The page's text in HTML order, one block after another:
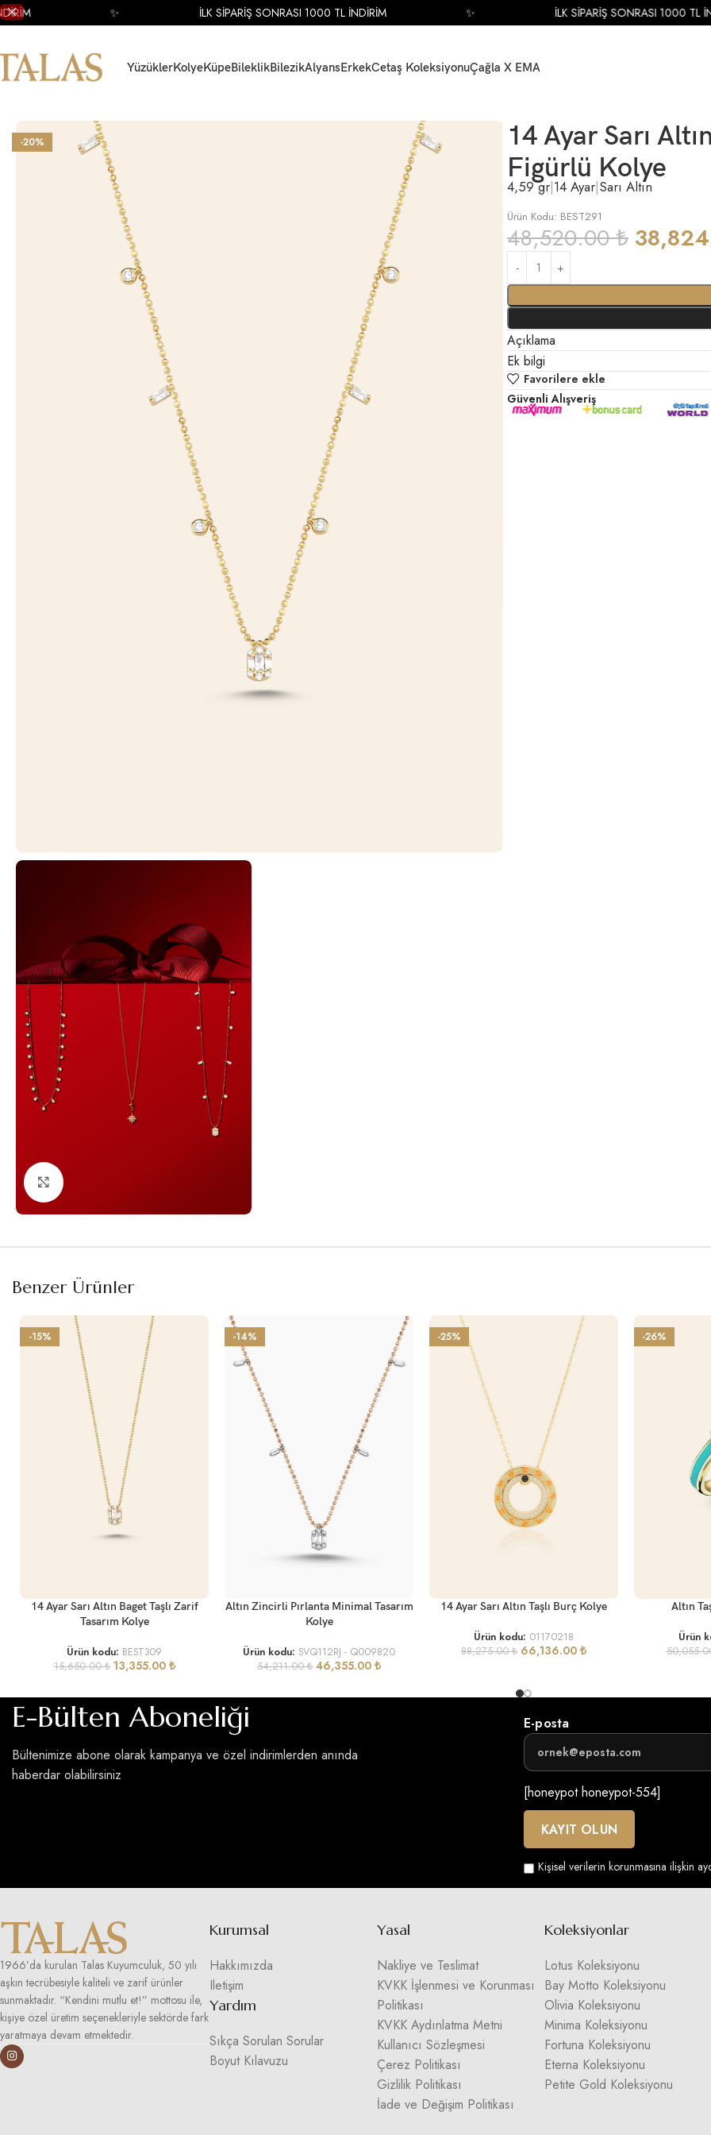
YüzüklerKolyeKüpeBileklikBilezikAlyansErkekCetaş KoleksiyonuÇağla X EMA
-20%
14 Ayar Sarı
Figürlü Kolye
4,59 gr|14 Ayar|Sarı Altın
Ürün Kodu: BEST291
48,520.00₺
Açıklama
Ek bilgi
Favorilere ekle
Güvenli Alışveriş
Benzer Ürünler
-15%
SEPETE EKLE
14 Ayar Sarı Altın Baget Taşlı Zarif
Tasarım Kolye
Ürün kodu: BEST309
15,650.00₺ 13,355.00 ₺
-14%
SEPETE EKLE
Altın Zincirli Pırlanta Minimal Tasarım
Kolye
Ürün kodu: SVQ112RJ - Q009820
54,211.00₺ 46,355.00 ₺
-25%
SEPETE EKLE
14 Ayar Sarı Altın Taşlı Burç Kolye
Ürün kodu: 01170218
88,275.00₺ 66,136.00 ₺
-26%
SEPETE EKLE
Altın
Ürün
E-Bülten Aboneliği
Bültenimize abone olarak kampanya ve özel indirimlerden anında
haberdar olabilirsiniz
E-posta
[honeypot honeypot-554]
Kişisel verilerin korunmasına ilişkin
1966’da kurulan Talas Kuyumculuk, 50 yılı
aşkın tecrübesiyle kaliteli ve zarif ürünler
sunmaktadır. “Kendini mutlu et!” mottosu ile,
kişiye özel üretim seçenekleriyle sektörde fark
yaratmaya devam etmektedir.
Kurumsal
Hakkımızda
Iletişim
Yardım
Sıkça Sorulan Sorular
Boyut Kılavuzu
Yasal
Nakliye ve Teslimat
KVKK İşlenmesi ve Korunması
Politikası
KVKK Aydınlatma Metni
Kullanıcı Sözleşmesi
Çerez Politikası
Gizlilik Politikası
İade ve Değişim Politikası
Koleksiyonlar
Lotus Koleksiyonu
Bay Motto Koleksiyonu
Olivia Koleksiyonu
Minima Koleksiyonu
Fortuna Koleksiyonu
Eterna Koleksiyonu
Petite Gold Koleksiyonu
İLK SİPARİŞ SONRASI 1000 TL İNDİRİM İLK SİPARİŞ SONRASI 1000 TL